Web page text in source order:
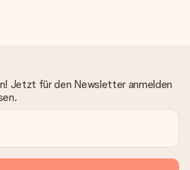
Jetzt für den Newsletter anmelden